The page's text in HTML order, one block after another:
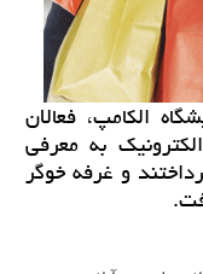
الكامپ، فعالان
به معرفی
و غرفه خوگر